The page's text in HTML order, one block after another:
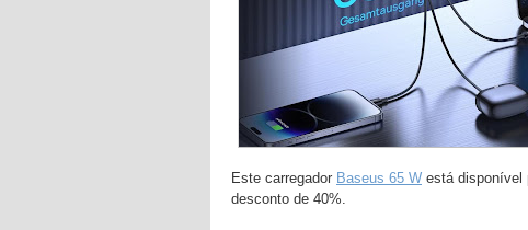
Este carregador Baseus 65 W está disponível
desconto de 40%.